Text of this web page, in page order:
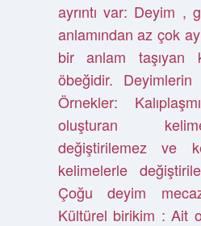
ayrıntı var: Deyim ,
anlamından az çok
bir anlam taşıyan
öbeğidir. Deyimlerin
Örnekler:
oluşturan
değiştirilemez ve
kelimelerle
Çoğu deyim
Kültürel birikim : Ait